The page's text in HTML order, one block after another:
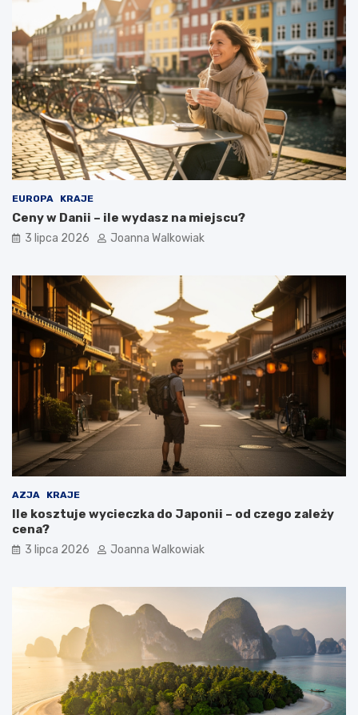
EUROPA KRAJE
Ceny w Danii – ile wydasz na miejscu?
3 lipca 2026 Joanna Walkowiak
AZJA KRAJE
Ile kosztuje wycieczka do Japonii – od czego zależy
cena?
3 lipca 2026 Joanna Walkowiak